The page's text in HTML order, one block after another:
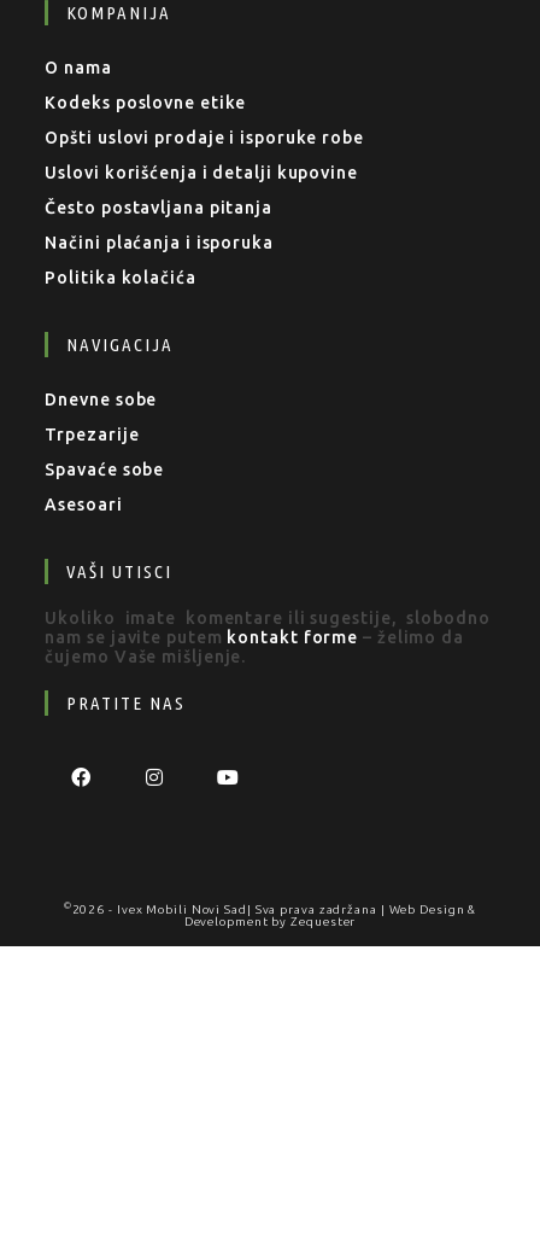
KOMPANIJA
O nama
Kodeks poslovne etike
Opšti uslovi prodaje i isporuke robe
Uslovi korišćenja i detalji kupovine
Često postavljana pitanja
Načini plaćanja i isporuka
Politika kolačića
NAVIGACIJA
Dnevne sobe
Trpezarije
Spavaće sobe
Asesoari
VAŠI UTISCI
Ukoliko imate komentare ili sugestije, slobodno
nam se javite putem kontakt forme – želimo da
čujemo Vaše mišljenje.
PRATITE NAS
© 2026 - Ivex Mobili Novi Sad | Sva prava zadržana | Web Design &
Development byZequester